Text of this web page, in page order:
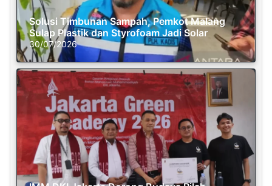
Solusi Timbunan Sampah, Pemkot Malang
Sulap Plastik dan Styrofoam Jadi Solar
30/07/2026